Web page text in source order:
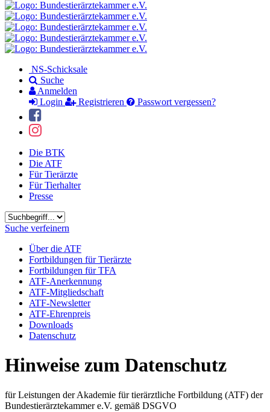
NS-Schicksale
Suche
Anmelden
Login
Registrieren Passwort vergessen?
Die BTK
Die ATF
Für Tierärzte
Für Tierhalter
Presse
Suchbegriff
Suche verfeinern
Über die ATF
Fortbildungen für Tierärzte
Fortbildungen für TFA
ATF-Anerkennung
ATF-Mitgliedschaft
ATF-Newsletter
ATF-Ehrenpreis
Downloads
Datenschutz
Hinweise zum Datenschutz
für Leistungen der Akademie für tierärztliche Fortbildung (ATF) der
Bundestierärztekammer e.V. gemäß DSGVO